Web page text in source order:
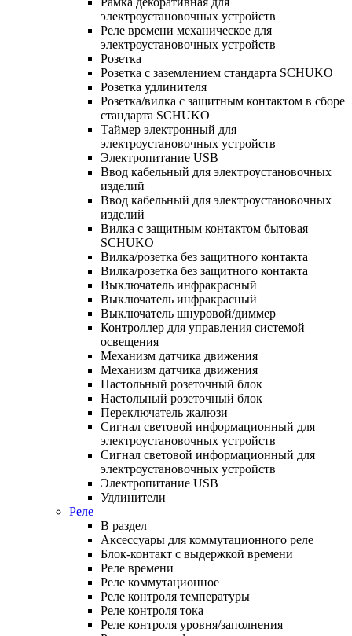
электроустановочных устройств
Реле времени механическое для
электроустановочных устройств
Розетка
Розетка с заземлением стандарта SCHUKO
Розетка удлинителя
Розетка/вилка с защитным контактом в сборе
стандарта SCHUKO
Таймер электронный для
электроустановочных устройств
Электропитание USB
Ввод кабельный для электроустановочных
изделий
Ввод кабельный для электроустановочных
изделий
Вилка с защитным контактом бытовая
SCHUKO
Вилка/розетка без защитного контакта
Вилка/розетка без защитного контакта
Выключатель инфракрасный
Выключатель инфракрасный
Выключатель шнуровой/диммер
Контроллер для управления системой
освещения
Механизм датчика движения
Механизм датчика движения
Настольный розеточный блок
Настольный розеточный блок
Переключатель жалюзи
Сигнал световой информационный для
электроустановочных устройств
Сигнал световой информационный для
электроустановочных устройств
Электропитание USB
Удлинители
Реле
В раздел
Аксессуары для коммутационного реле
Блок-контакт с выдержкой времени
Реле времени
Реле коммутационное
Реле контроля температуры
Реле контроля тока
Реле контроля уровня/заполнения